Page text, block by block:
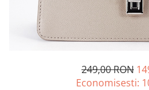
249,00 RON
Economisesti: